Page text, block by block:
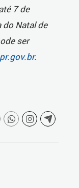
7 de
Natal de
ser
.